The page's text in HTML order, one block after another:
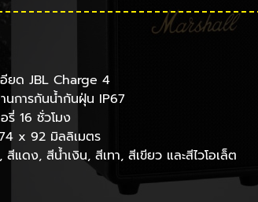
อียด JBL Charge 4
นการกันน้ำกันฝุ่น IP67
รี่ 16 ชั่วโมง
x 92 มิลลิเมตร
แดง, สีน้ำเงิน, สีเทา, สีเขียว และสีไวโอเล็ต